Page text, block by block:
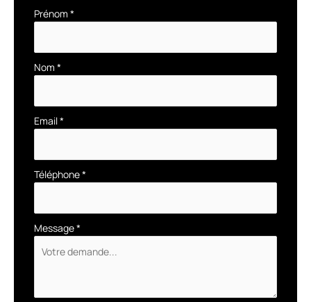
Formulaire
Prénom *
Nom *
Email*
Téléphone*
Message*